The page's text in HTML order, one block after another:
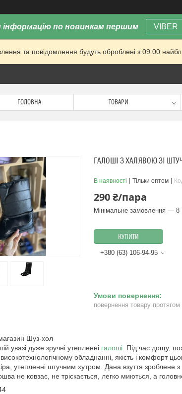
по новинкам першим VIBER
та повідомлення будуть оброблені з 09:00
ГОЛОВНА ТОВАРИ
ГАЛОШІ З ХАЛЯВОЮ ЗІ
В наявності Тільки оптом
290 ₴/пара
Мінімальне замовлення — 8
КУПИТИ
+380 (63) 106-94-95
повернення товару протягом
Шуз-хол
увазі дуже зручні утепленні галоші . Під час дощу,
обладнанні, якість і комфорт
утепленні штучним хутром. Дана взуття зроблене
не ковзає, не тріскається, легко миються, а